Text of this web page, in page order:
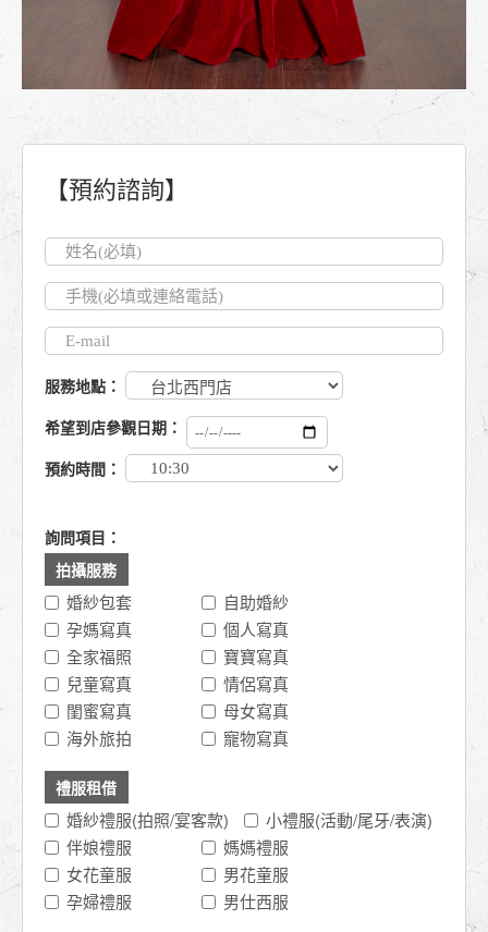
【預約諮詢】
服務地點：
希望到店參觀日期：
預約時間：
詢問項目：
拍攝服務
婚紗包套
自助婚紗
孕媽寫真
個人寫真
全家福照
寶寶寫真
兒童寫真
情侶寫真
閨蜜寫真
母女寫真
海外旅拍
寵物寫真
禮服租借
婚紗禮服(拍照/宴客款)
小禮服(活動/尾牙/表演)
伴娘禮服
媽媽禮服
女花童服
男花童服
孕婦禮服
男仕西服